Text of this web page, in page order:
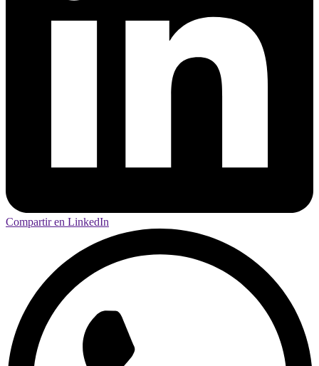
Compartir en LinkedIn